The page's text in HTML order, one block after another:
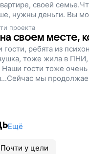
своей
нужны деньги. Вы
что не годными,
наш проект!
проекта
своем месте,
ребята из
тоже жила в ПНИ,
Наши гости тоже
мы
Ещё
Почти у цели